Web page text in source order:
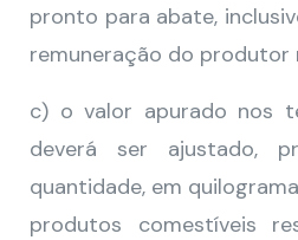
pronto para abate,
remuneração do produtor
c) o valor apurado nos
deverá ser ajustado,
quantidade, em
produtos comestíveis